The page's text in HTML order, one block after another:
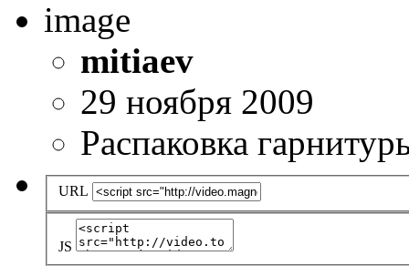
mitiaev
29 ноября 2009
Распаковка
URL
JS